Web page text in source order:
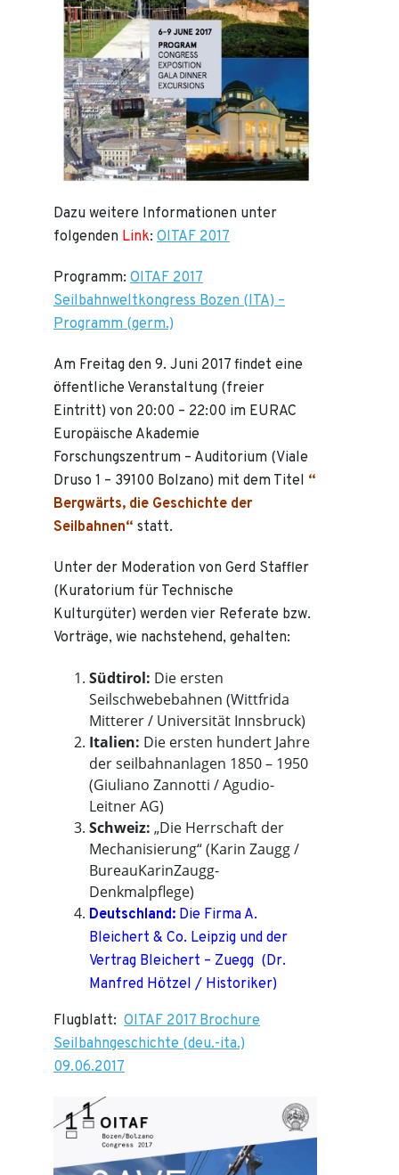
Dazu weitere Informationen unter
folgenden Link: OITAF 2017
Programm: OITAF 2017
Seilbahnweltkongress Bozen (ITA) –
Programm (germ.)
Am Freitag den 9. Juni 2017 findet eine
öffentliche Veranstaltung (freier
Eintritt) von 20:00 – 22:00 im EURAC
Europäische Akademie
Forschungszentrum – Auditorium (Viale
Druso 1 – 39100 Bolzano) mit dem Titel “
Bergwärts, die Geschichte der
Seilbahnen“ statt.
Unter der Moderation von Gerd Staffler
(Kuratorium für Technische
Kulturgüter) werden vier Referate bzw.
Vorträge, wie nachstehend, gehalten:
Südtirol: Die ersten
Seilschwebebahnen (Wittfrida
Mitterer / Universität Innsbruck)
Italien: Die ersten hundert Jahre
der seilbahnanlagen 1850 – 1950
(Giuliano Zannotti / Agudio-
Leitner AG)
Schweiz: „Die Herrschaft der
Mechanisierung“ (Karin Zaugg /
BureauKarinZaugg-
Denkmalpflege)
Deutschland: Die Firma A.
Bleichert & Co. Leipzig und der
Vertrag Bleichert – Zuegg (Dr.
Manfred Hötzel / Historiker)
Flugblatt: OITAF 2017 Brochure
Seilbahngeschichte (deu.-ita.)
09.06.2017